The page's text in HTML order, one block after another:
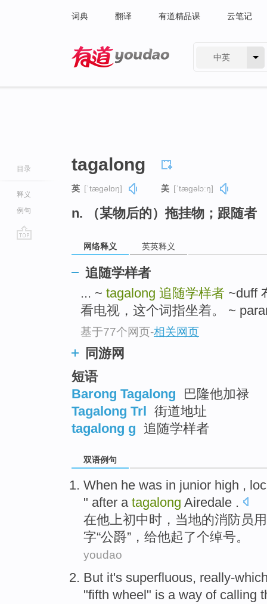
词典 翻译 有道精品课 云笔记
中英
目录
释义
例句
tagalong
英 [ˈtæɡəlɒŋ] 美 [ˈtæɡəlɔːŋ]
n. （某物后的）拖挂物；跟随者
网络释义 英英释义
追随学样者
... ~ tagalong 追随学样者 ~duff
看电视，这个词指坐着。 ~
基于77个网页-相关网页
同游网
短语
Barong Tagalong
巴隆他加禄
Tagalong Trl 街道地址
tagalong g 追随学样者
双语例句
When he was in junior high ,
" after a tagalong Airedale .
在他 上初中时， 当地的消防员用
字“公爵”，给他起了个绰号。
youdao
But it's superfluous, really-
"fifth wheel " is a way of calling